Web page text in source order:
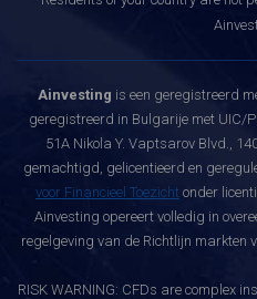
Ainvesting is een geregistreerd
geregistreerd in Bulgarije met UIC/
51A Nikola Y. Vaptsarov Blvd.,
gemachtigd, gelicentieerd en
voor Financieel Toezicht onder
Ainvesting opereert volledig in
regelgeving van de Richtlijn markten
RISK WARNING: CFDs are complex